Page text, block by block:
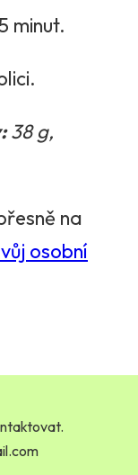
minut.
38 g,
na
osobní